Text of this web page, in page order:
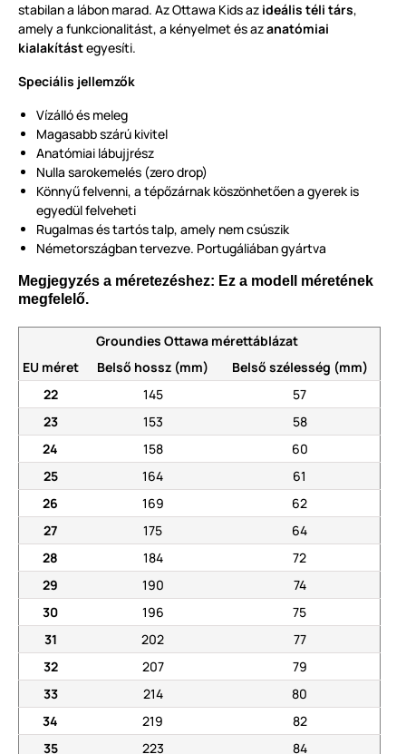
stabilan a lábon marad. Az Ottawa Kids az ideális téli társ,
amely a funkcionalitást, a kényelmet és azanatómiai
kialakítástegyesíti.
Speciális jellemzők
Vízálló és meleg
Magasabb szárú kivitel
Anatómiai lábujjrész
Nulla sarokemelés (zero drop)
Könnyű felvenni, a tépőzárnak köszönhetően a gyerek is
egyedül felveheti
Rugalmas és tartós talp, amely nem csúszik
Németországban tervezve. Portugáliában gyártva
Megjegyzés a méretezéshez: Ez a modell méretének
megfelelő.
Groundies Ottawa mérettáblázat
EU méret
Belső hossz (mm)
Belső szélesség (mm)
22
145
57
23
153
58
24
158
60
25
164
61
26
169
62
27
175
64
28
184
72
29
190
74
30
196
75
31
202
77
32
207
79
33
214
80
34
219
82
35
223 84